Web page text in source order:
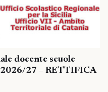
docente scuole
27 – RETTIFICA